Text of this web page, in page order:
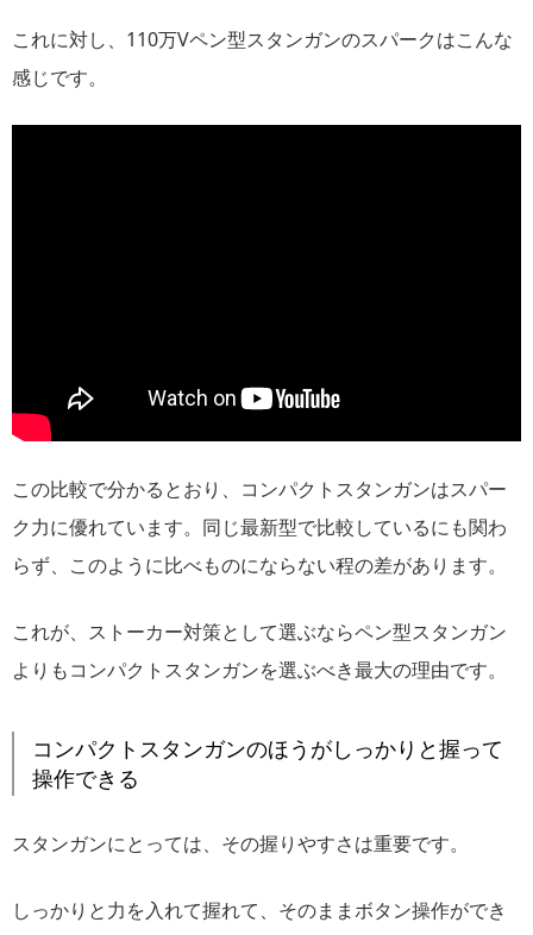
これに対し、110万Vペン型スタンガンのスパークはこんな
感じです。
この比較で分かるとおり、コンパクトスタンガンはスパー
ク力に優れています。同じ最新型で比較しているにも関わ
らず、このように比べものにならない程の差があります。
これが、ストーカー対策として選ぶならペン型スタンガン
よりもコンパクトスタンガンを選ぶべき最大の理由です。
コンパクトスタンガンのほうがしっかりと握って
操作できる
スタンガンにとっては、その握りやすさは重要です。
しっかりと力を入れて握れて、そのままボタン操作ができ